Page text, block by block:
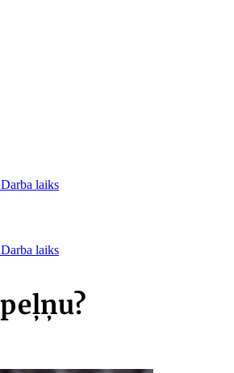
Darba laiks
Darba laiks